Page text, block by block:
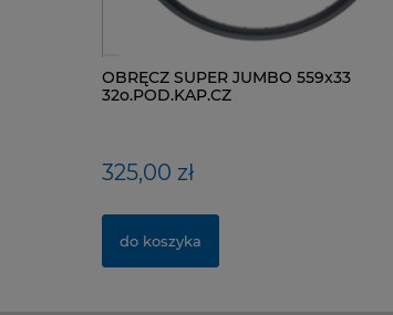
OBRĘCZ SUPER JUMBO 559x33
32o.POD.KAP.CZ
325,00 zł
do koszyka